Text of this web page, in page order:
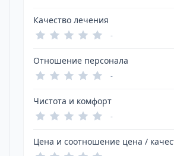
Качество лечения
-
Отношение персонала
-
Чистота и комфорт
-
Цена и соотношение цена /